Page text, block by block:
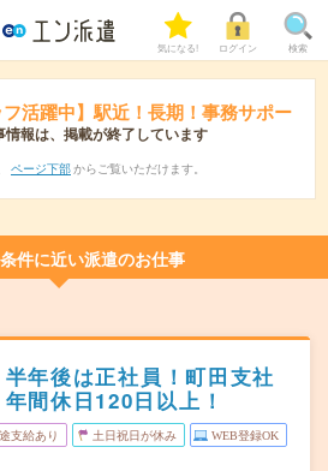
気になる! ログイン 検索
活躍中】駅近！長期！事務サポー
情報は、掲載が終了しています
ページ下部 からご覧いただけます。
件に近い派遣のお仕事
半年後は正社員！町田支社
間休日120日以上！
支給あり 土日祝日が休み WEB登録OK